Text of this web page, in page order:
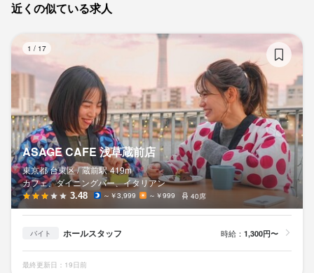
近くの似ている求人
1 / 17
ASAGE CAFE 浅草蔵前店
東京都 台東区 / 蔵前駅 419m
カフェ、ダイニングバー、イタリアン
3.48 ～￥3,999 ～￥999 40席
バイト ホールスタッフ 時給： 1,300円〜
最終更新日：19日前